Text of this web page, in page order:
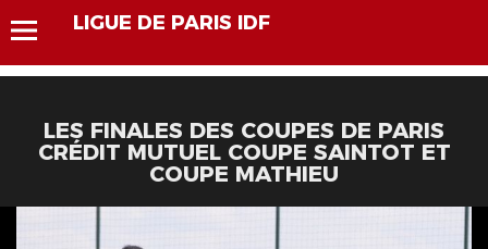
LIGUE DE PARIS IDF
LES FINALES DES COUPES DE PARIS
CRÉDIT MUTUEL COUPE SAINTOT ET
COUPE MATHIEU